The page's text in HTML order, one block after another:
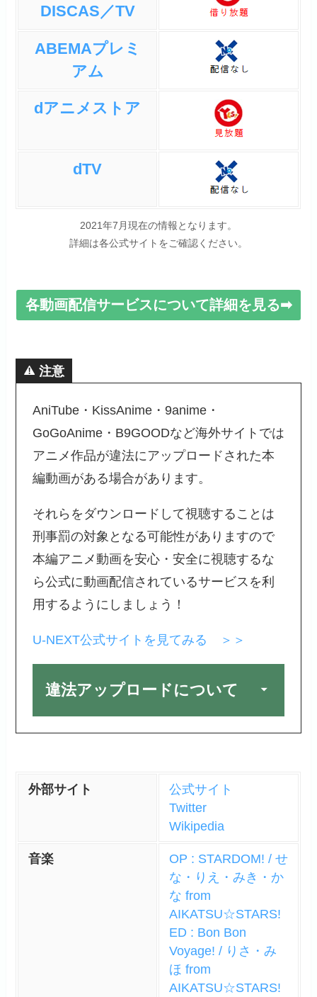
DISCAS／TV
ABEMAプレミ
アム
dアニメストア
dTV
2021年7月現在の情報となります。
詳細は各公式サイトをご確認ください。
各動画配信サービスについて詳細を見る➡
注意
AniTube・KissAnime・9anime・
GoGoAnime・B9GOODなど海外サイトでは
アニメ作品が違法にアップロードされた本
編動画がある場合があります。
それらをダウンロードして視聴することは
刑事罰の対象となる可能性がありますので
本編アニメ動画を安心・安全に視聴するな
ら公式に動画配信されているサービスを利
用するようにしましょう！
U-NEXT公式サイトを見てみる ＞＞
違法アップロードについて
外部サイト
公式サイト
Twitter
Wikipedia
音楽
OP : STARDOM! / せ
な・りえ・みき・か
な from
AIKATSU☆STARS!
ED : Bon Bon
Voyage! / りさ・み
ほ from
AIKATSU☆STARS!